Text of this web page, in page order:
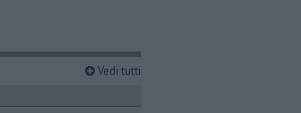
Vedi tutti